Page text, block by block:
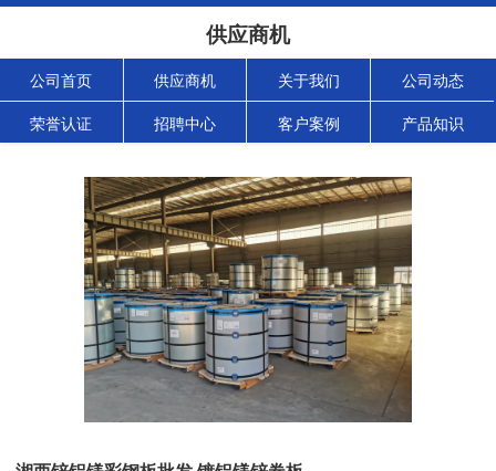
供应商机
公司首页 供应商机 关于我们 公司动态
荣誉认证 招聘中心 客户案例 产品知识